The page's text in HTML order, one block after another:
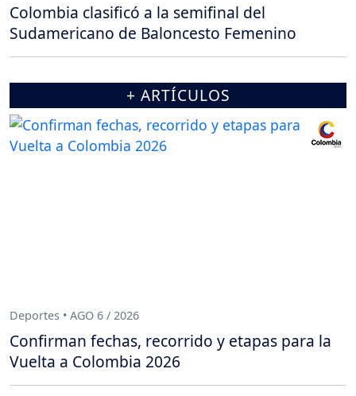
Colombia clasificó a la semifinal del
Sudamericano de Baloncesto Femenino
+ ARTÍCULOS
Deportes • AGO 6 / 2026
Confirman fechas, recorrido y etapas para la
Vuelta a Colombia 2026